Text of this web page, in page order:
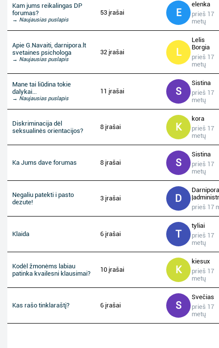
Kam jums reikalingas DP
forumas?
→ Naujausias puslapis
53 įrašai E
elenka
prieš 17
metų
Apie G.Navaiti, darnipora.lt
svetaines psichologa
→ Naujausias puslapis
32 įrašai L
Lelis
Borgia
prieš 17
metų
Mane tai liūdina tokie
dalykai...
→ Naujausias puslapis
11 įrašai S
Sistina
prieš 17
metų
Diskriminacija dėl
seksualinės orientacijos?
8 įrašai K
kora
prieš 17
metų
Ka Jums dave forumas 8 įrašai S
Sistina
prieš 17
metų
Negaliu patekti i pasto
dezute!
3 įrašai D
Darnipora
prieš 17
Klaida 6 įrašai T
tyliai
prieš 17
metų
Kodėl žmonėms labiau
patinka kvailesni klausimai?
10 įrašai K
kiesux
prieš 17
metų
Kas rašo tinklaraštį? 6 įrašai S
Svečias
prieš 17
metų